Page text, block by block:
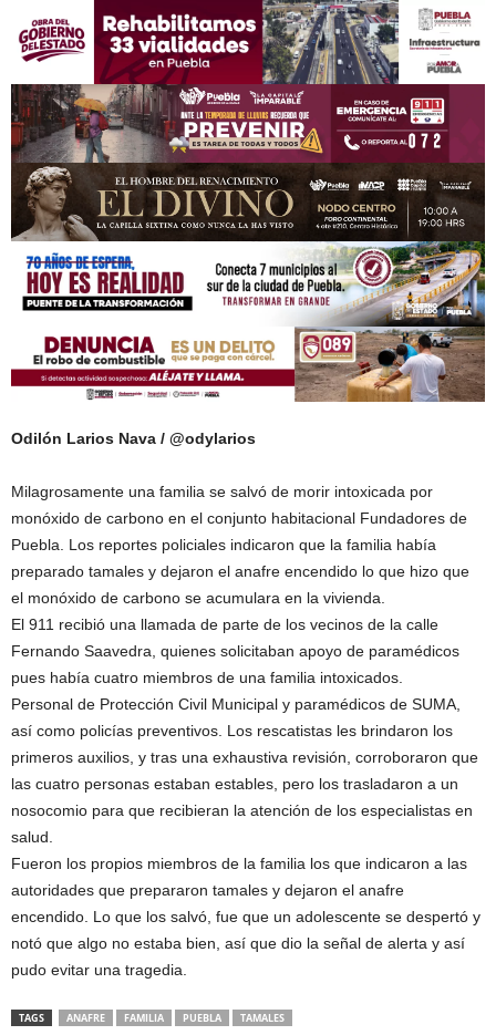
Odilón Larios Nava / @odylarios
Milagrosamente una familia se salvó de morir intoxicada por
monóxido de carbono en el conjunto habitacional Fundadores de
Puebla. Los reportes policiales indicaron que la familia había
preparado tamales y dejaron el anafre encendido lo que hizo que
el monóxido de carbono se acumulara en la vivienda.
El 911 recibió una llamada de parte de los vecinos de la calle
Fernando Saavedra, quienes solicitaban apoyo de paramédicos
pues había cuatro miembros de una familia intoxicados.
Personal de Protección Civil Municipal y paramédicos de SUMA,
así como policías preventivos. Los rescatistas les brindaron los
primeros auxilios, y tras una exhaustiva revisión, corroboraron que
las cuatro personas estaban estables, pero los trasladaron a un
nosocomio para que recibieran la atención de los especialistas en
salud.
Fueron los propios miembros de la familia los que indicaron a las
autoridades que prepararon tamales y dejaron el anafre
encendido. Lo que los salvó, fue que un adolescente se despertó y
notó que algo no estaba bien, así que dio la señal de alerta y así
pudo evitar una tragedia.
TAGS ANAFRE FAMILIA PUEBLA TAMALES